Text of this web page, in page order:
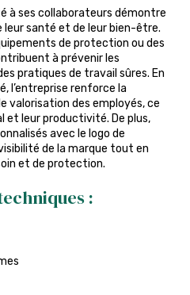
à ses collaborateurs démontre
leur santé et de leur bien-être.
de protection ou des
à prévenir les
pratiques de travail sûres. En
l’entreprise renforce la
valorisation des employés, ce
et leur productivité. De plus,
avec le logo de
de la marque tout en
et de protection.
: